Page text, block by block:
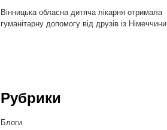
Вінницька обласна дитяча лікарня отримала
гуманітарну допомогу від друзів із Німеччини
Рубрики
Блоги